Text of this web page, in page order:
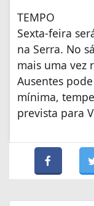
TEMPO
Sexta-feira
na Serra. No
mais uma vez
Ausentes
mínima,
prevista para